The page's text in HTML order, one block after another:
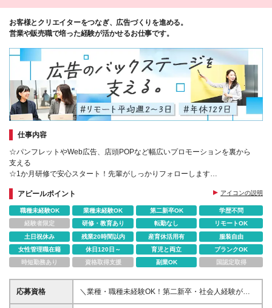
お客様とクリエイターをつなぎ、広告づくりを進める。
営業や販売職で培った経験が活かせるお仕事です。
仕事内容
☆パンフレットやWeb広告、店頭POPなど幅広いプロモーションを裏から
支える
☆1か月研修で安心スタート！先輩がしっかりフォローします
☆博報堂ＤＹグループで働く
アピールポイント アイコンの説明
職種未経験OK 業種未経験OK 第二新卒OK
学歴不問
経験者限定
研修・教育あり 転勤なし
リモートOK
土日祝休み
残業20時間以内 産育休活用有
服装自由
女性管理職在籍
休日120日～ 育児と両立
ブランクOK
時短勤務あり
資格取得支援 副業OK 国認定取得
応募資格
＼業種・職種未経験OK！第二新卒・社会人経験が浅
めの方も歓迎です／ ★面接はWebのみで完結 ★学歴